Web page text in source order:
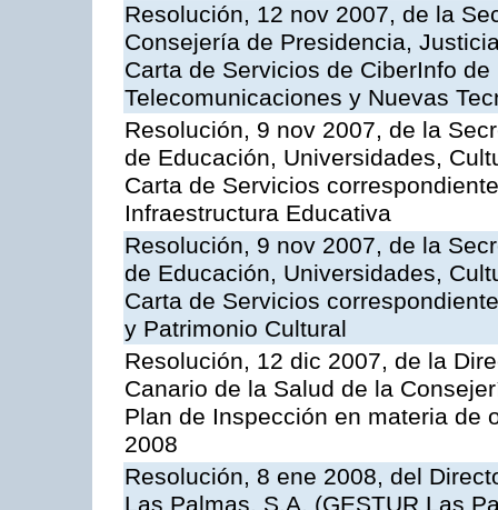
Resolución, 12 nov 2007, de la
Consejería de Presidencia,
Carta de Servicios de CiberInfo
Telecomunicaciones y Nuevas
Resolución, 9 nov 2007, de la
de Educación, Universidades,
Carta de Servicios
Infraestructura Educativa
Resolución, 9 nov 2007, de la
de Educación, Universidades,
Carta de Servicios
y Patrimonio Cultural
Resolución, 12 dic 2007, de la
Canario de la Salud de la
Plan de Inspección en materia de
2008
Resolución, 8 ene 2008, del